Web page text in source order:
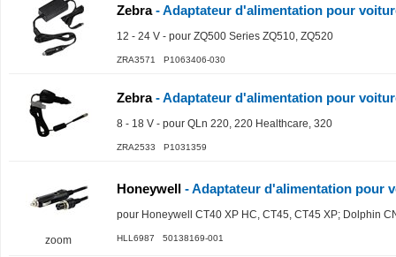
Zebra- Adaptateur d'alimentation pour
12 - 24 V - pour ZQ500 Series ZQ510, ZQ520
ZRA3571 P1063406-030
Zebra- Adaptateur d'alimentation pour
8 - 18 V - pour QLn 220, 220 Healthcare, 320
ZRA2533 P1031359
zoom
Honeywell - Adaptateur d'alimentation pour
pour Honeywell CT40 XP HC, CT45, CT45 XP; Dolphin
HLL6987 50138169-001